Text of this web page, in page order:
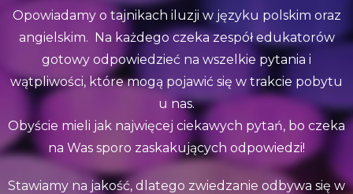
Opowiadamy o tajnikach iluzji w języku polskim oraz
angielskim. Na każdego czeka zespół edukatorów
gotowy odpowiedzieć na wszelkie pytania i
wątpliwości, które mogą pojawić się w trakcie pobytu
u nas.
Obyście mieli jak najwięcej ciekawych pytań, bo czeka
na Was sporo zaskakujących odpowiedzi!
Stawiamy na jakość, dlatego zwiedzanie odbywa się w